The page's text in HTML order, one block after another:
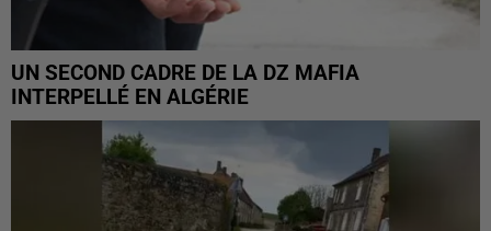
UN SECOND CADRE DE LA DZ MAFIA
INTERPELLÉ EN ALGÉRIE